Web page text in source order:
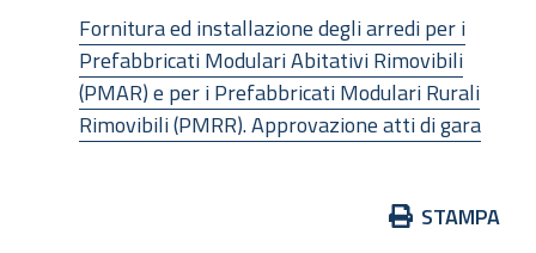
Fornitura ed installazione degli arredi per i
Prefabbricati Modulari Abitativi Rimovibili
(PMAR) e per i Prefabbricati Modulari Rurali
Rimovibili (PMRR). Approvazione atti di gara
STAMPA